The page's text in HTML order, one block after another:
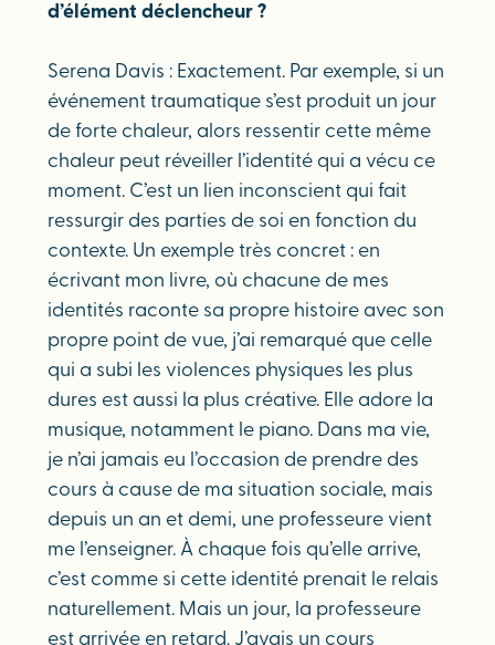
d’élément déclencheur ?
Serena Davis : Exactement. Par exemple, si un
événement traumatique s’est produit un jour
de forte chaleur, alors ressentir cette même
chaleur peut réveiller l’identité qui a vécu ce
moment. C’est un lien inconscient qui fait
ressurgir des parties de soi en fonction du
contexte. Un exemple très concret : en
écrivant mon livre, où chacune de mes
identités raconte sa propre histoire avec son
propre point de vue, j’ai remarqué que celle
qui a subi les violences physiques les plus
dures est aussi la plus créative. Elle adore la
musique, notamment le piano. Dans ma vie,
je n’ai jamais eu l’occasion de prendre des
cours à cause de ma situation sociale, mais
depuis un an et demi, une professeure vient
me l’enseigner. À chaque fois qu’elle arrive,
c’est comme si cette identité prenait le relais
naturellement. Mais un jour, la professeure
est arrivée en retard. J’avais un cours